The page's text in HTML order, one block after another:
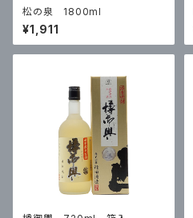
松の泉 1800ml
¥1,911